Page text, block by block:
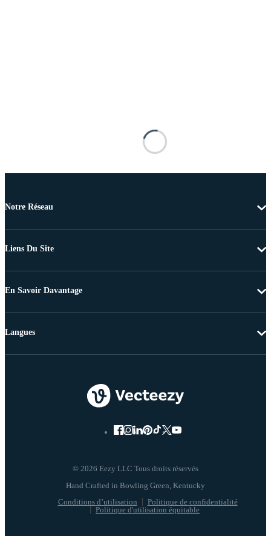
Notre Réseau
Liens Du Site
En Savoir Davantage
© 2026 Eezy LLC Tous droits réservés
Conditions d’utilisation
Politique de confidentialité
Politique d'utilisation équitable
Langues